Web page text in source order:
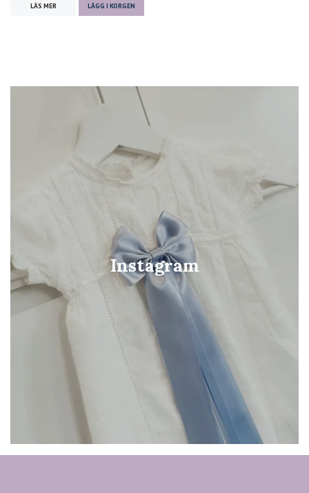
Instagram
LÄS MER LÄGG I KORGEN